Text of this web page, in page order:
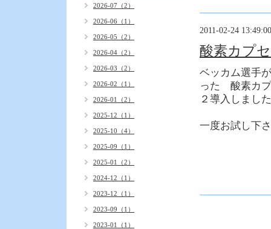
2011-02-24 13:49:00
酸素カプ
ベッカム選手
った 酸素カ
２導入しまし
一度お試し下
2026-07（2）
2026-06（1）
2026-05（2）
2026-04（2）
2026-03（2）
2026-02（1）
2026-01（2）
2025-12（1）
2025-10（4）
2025-09（1）
2025-01（2）
2024-12（1）
2023-12（1）
2023-09（1）
2023-01（1）